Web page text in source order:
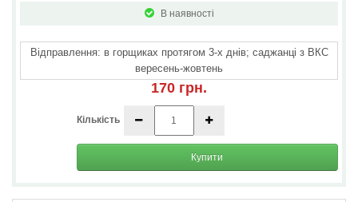
В наявності
Відправлення: в горщиках протягом 3-х днів; саджанці з ВКС
вересень-жовтень
170 грн.
Кількість
Купити